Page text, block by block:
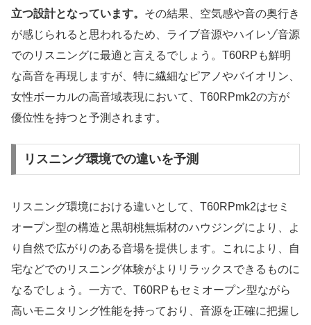
立つ設計となっています。 その結果、空気感や音の奥行き
が感じられると思われるため、ライブ音源やハイレゾ音源
でのリスニングに最適と言えるでしょう。T60RPも鮮明
な高音を再現しますが、特に繊細なピアノやバイオリン、
女性ボーカルの高音域表現において、T60RPmk2の方が
優位性を持つと予測されます。
リスニング環境での違いを予測
リスニング環境における違いとして、T60RPmk2はセミ
オープン型の構造と黒胡桃無垢材のハウジングにより、よ
り自然で広がりのある音場を提供します。これにより、自
宅などでのリスニング体験がよりリラックスできるものに
なるでしょう。一方で、T60RPもセミオープン型ながら
高いモニタリング性能を持っており、音源を正確に把握し